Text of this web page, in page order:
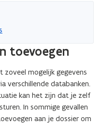
toevoegen
zoveel mogelijk gegevens
verschillende databanken.
kan het zijn dat je zelf
In sommige gevallen
aan je dossier om